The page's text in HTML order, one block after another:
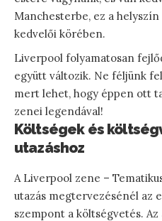
Manchesterbe, ez a helyszín
kedvelői körében.
Liverpool folyamatosan
együtt változik. Ne féljünk
mert lehet, hogy éppen ott
zenei legendával!
Költségek és
utazáshoz
A Liverpool zene –
utazás megtervezésénél az
szempont a költségvetés.